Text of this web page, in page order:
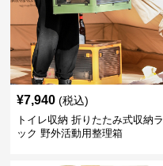
¥7,940 (税込)
トイレ収納 折りたたみ式収納ラ
ック 野外活動用整理箱